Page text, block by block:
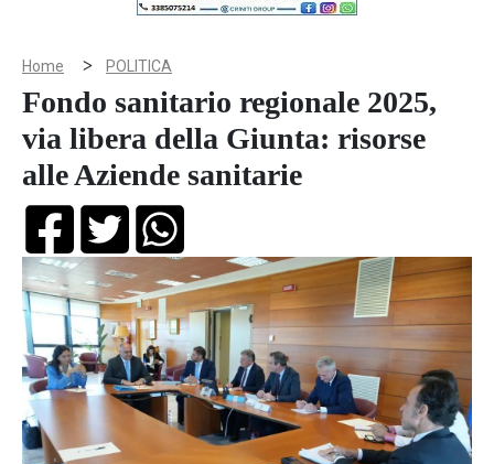
Home > POLITICA
Fondo sanitario regionale 2025,
via libera della Giunta: risorse
alle Aziende sanitarie